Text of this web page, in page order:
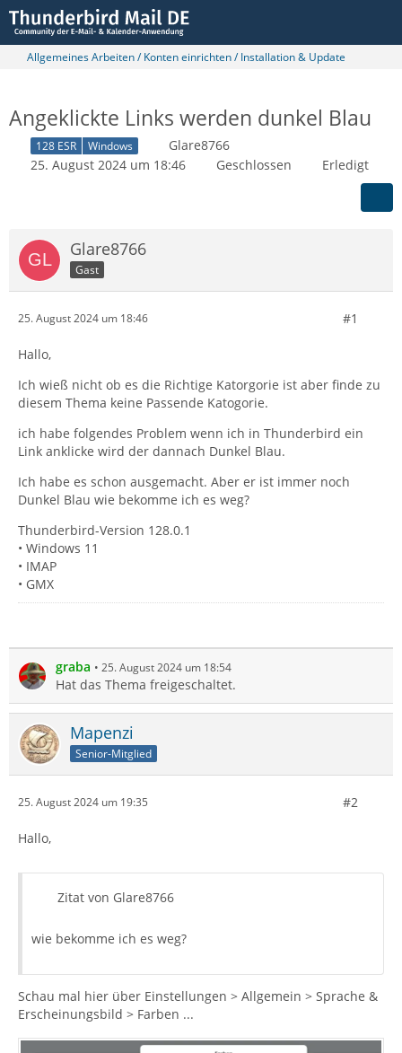
Allgemeines Arbeiten / Konten einrichten / Installation & Update
Angeklickte Links werden dunkel Blau
128 ESR Windows
Glare8766
25. August 2024 um 18:46
Geschlossen Erledigt
Glare8766
Gast
25. August 2024 um 18:46 #1
Hallo,
Ich wieß nicht ob es die Richtige Katorgorie ist aber finde zu
diesem Thema keine Passende Katogorie.
ich habe folgendes Problem wenn ich in Thunderbird ein
Link anklicke wird der dannach Dunkel Blau.
Ich habe es schon ausgemacht. Aber er ist immer noch
Dunkel Blau wie bekomme ich es weg?
Thunderbird-Version 128.0.1
• Windows 11
• IMAP
• GMX
graba 25. August 2024 um 18:54
Hat das Thema freigeschaltet.
Mapenzi
Senior-Mitglied
25. August 2024 um 19:35 #2
Hallo,
Zitat von Glare8766
wie bekomme ich es weg?
Schau mal hier über Einstellungen > Allgemein > Sprache &
Erscheinungsbild > Farben ...